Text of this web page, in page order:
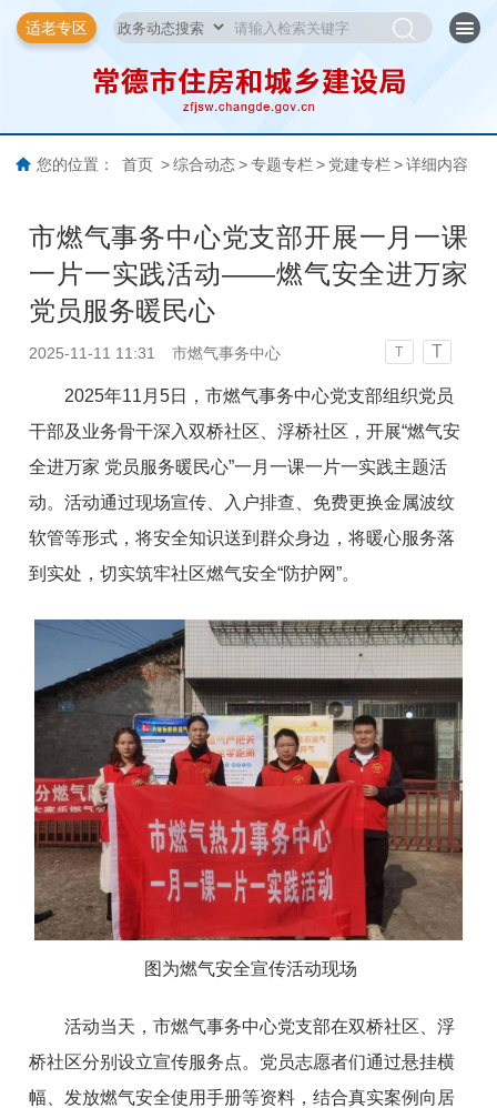
适老专区
您的位置： 首页 > 综合动态 > 专题专栏 > 党建专栏 > 详细内容
市燃气事务中心党支部开展一月一课
一片一实践活动——燃气安全进万家
党员服务暖民心
2025-11-11 11:31 市燃气事务中心 T T
2025年11月5日，市燃气事务中心党支部组织党员
干部及业务骨干深入双桥社区、浮桥社区，开展“燃气安
全进万家 党员服务暖民心”一月一课一片一实践主题活
动。活动通过现场宣传、入户排查、免费更换金属波纹
软管等形式，将安全知识送到群众身边，将暖心服务落
到实处，切实筑牢社区燃气安全“防护网”。
图为燃气安全宣传活动现场
活动当天，市燃气事务中心党支部在双桥社区、浮
桥社区分别设立宣传服务点。党员志愿者们通过悬挂横
幅、发放燃气安全使用手册等资料，结合真实案例向居